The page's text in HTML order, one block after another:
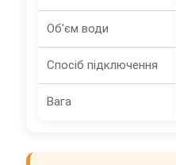
Об'єм води
Спосіб підключення
Вага